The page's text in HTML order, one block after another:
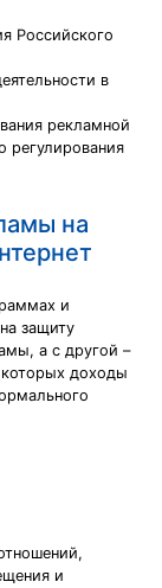
Российского
в
рекламной
регулирования
на
и
защиту
а с другой –
которых доходы
и